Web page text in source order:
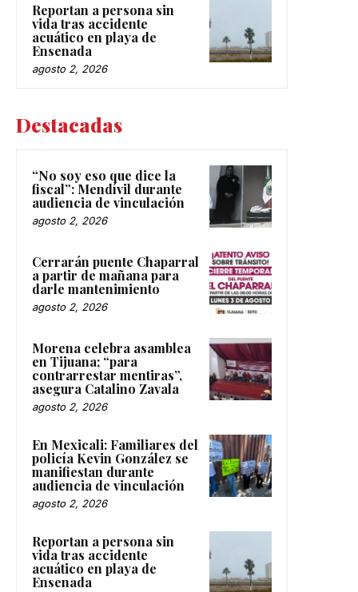
Reportan a persona sin
vida tras accidente
acuático en playa de
Ensenada
agosto 2, 2026
Destacadas
“No soy eso que dice la
fiscal”: Mendívil durante
audiencia de vinculación
agosto 2, 2026
Cerrarán puente Chaparral
a partir de mañana para
darle mantenimiento
agosto 2, 2026
Morena celebra asamblea
en Tijuana; “para
contrarrestar mentiras”,
asegura Catalino Zavala
agosto 2, 2026
En Mexicali: Familiares del
policía Kevin González se
manifiestan durante
audiencia de vinculación
agosto 2, 2026
Reportan a persona sin
vida tras accidente
acuático en playa de
Ensenada